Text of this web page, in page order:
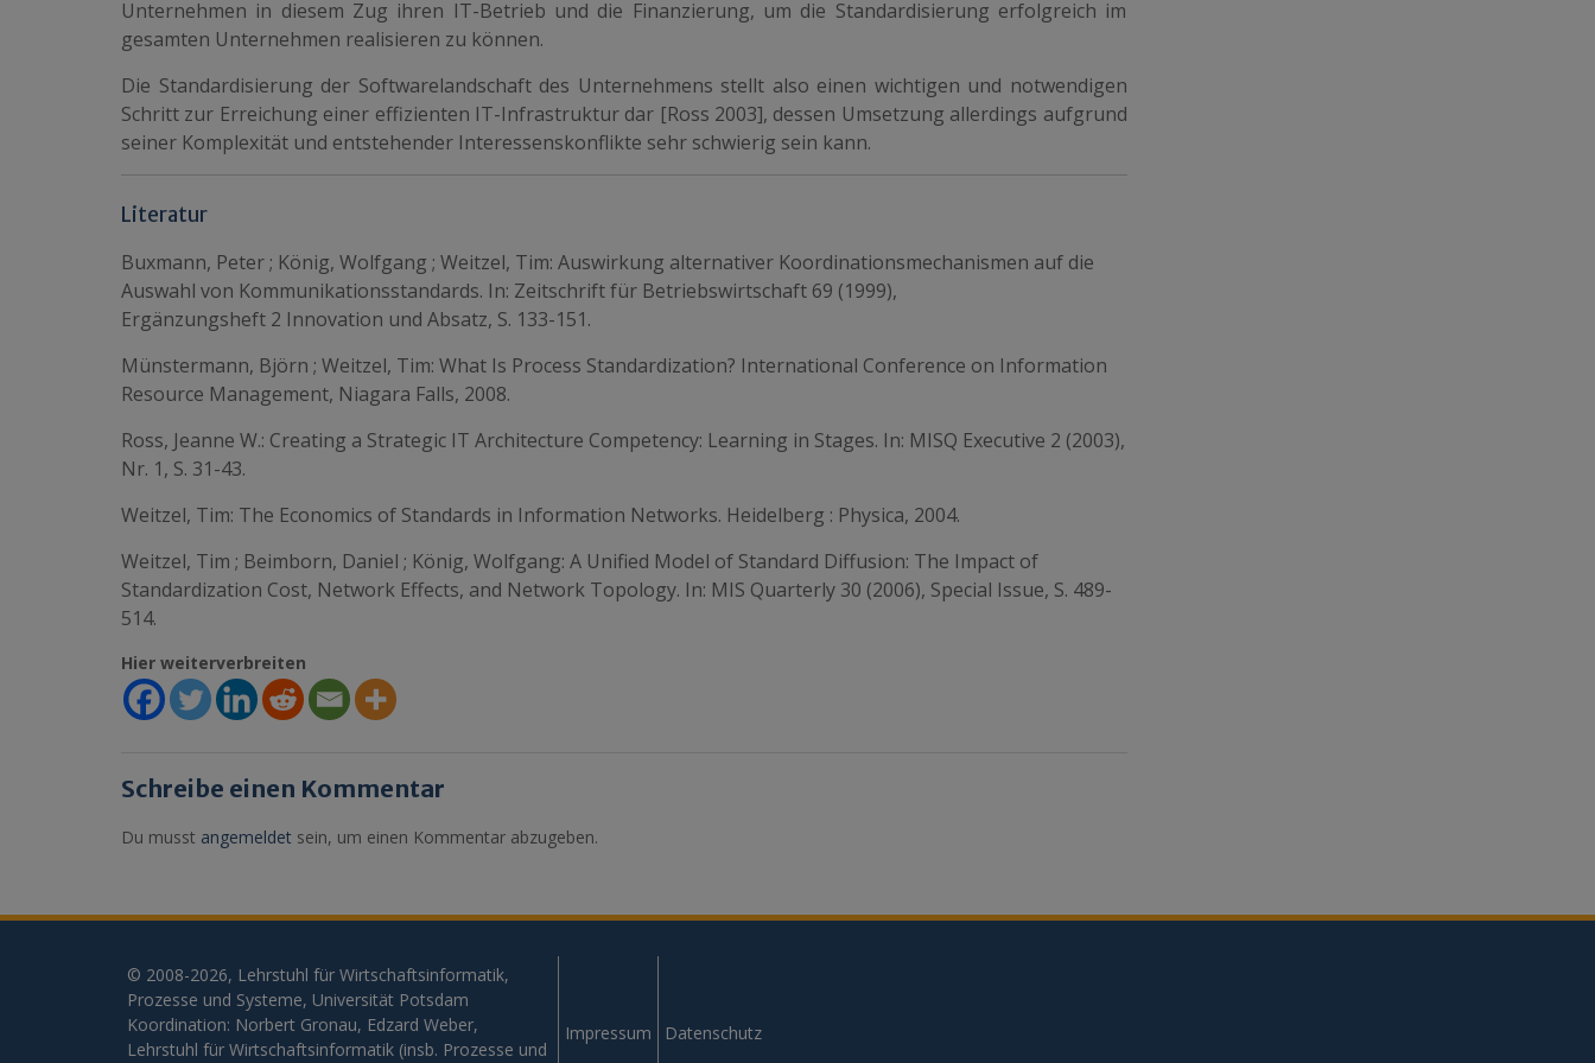
Unternehmen in diesem Zug ihren IT-Betrieb und die Finanzierung, um die Standardisierung erfolgreich im
gesamten Unternehmen realisieren zu können.
Die Standardisierung der Softwarelandschaft des Unternehmens stellt also einen wichtigen und notwendigen
Schritt zur Erreichung einer effizienten IT-Infrastruktur dar [Ross 2003], dessen Umsetzung allerdings aufgrund
seiner Komplexität und entstehender Interessenskonflikte sehr schwierig sein kann.
Literatur
Buxmann, Peter ; König, Wolfgang ; Weitzel, Tim: Auswirkung alternativer Koordinationsmechanismen auf die
Auswahl von Kommunikationsstandards. In: Zeitschrift für Betriebswirtschaft 69 (1999),
Ergänzungsheft 2 Innovation und Absatz, S. 133-151.
Münstermann, Björn ; Weitzel, Tim: What Is Process Standardization? International Conference on Information
Resource Management, Niagara Falls, 2008.
Ross, Jeanne W.: Creating a Strategic IT Architecture Competency: Learning in Stages. In: MISQ Executive 2 (2003),
Nr. 1, S. 31-43.
Weitzel, Tim: The Economics of Standards in Information Networks. Heidelberg : Physica, 2004.
Weitzel, Tim ; Beimborn, Daniel ; König, Wolfgang: A Unified Model of Standard Diffusion: The Impact of
Standardization Cost, Network Effects, and Network Topology. In: MIS Quarterly 30 (2006), Special Issue, S. 489-
514.
Hier weiterverbreiten
Schreibe einen Kommentar
Du musst angemeldet sein, um einen Kommentar abzugeben.
© 2008-2026, Lehrstuhl für Wirtschaftsinformatik,
Prozesse und Systeme, Universität Potsdam
Koordination: Norbert Gronau, Edzard Weber,
Lehrstuhl für Wirtschaftsinformatik (insb. Prozesse und
Impressum Datenschutz